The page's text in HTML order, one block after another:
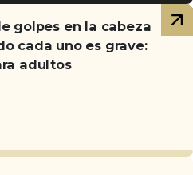
golpes en la cabeza
cada uno es grave:
adultos